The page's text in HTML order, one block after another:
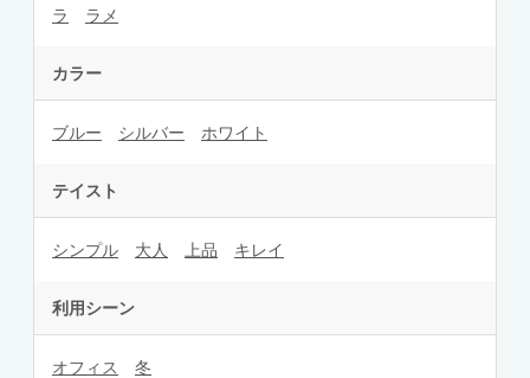
ラ
ラメ
カラー
ブルー シルバー ホワイト
テイスト
シンプル 大人 上品 キレイ
利用シーン
オフィス 冬